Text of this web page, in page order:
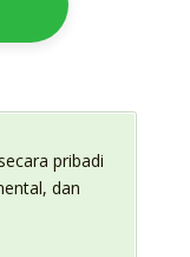
pribadi
dan